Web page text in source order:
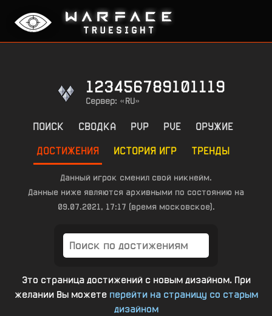
123456789101119
Сервер: «RU»
ПОИСК СВОДКА PVP PVE
ОРУЖИЕ
ДОСТИЖЕНИЯ
ИСТОРИЯ ИГР ТРЕНДЫ
Данный игрок сменил свой никнейм.
Данные ниже являются архивными по состоянию на
09.07.2021, 17:17 (время московское).
Это страница достижений с новым дизайном. При
желании Вы можете перейти на страницу со старым
дизайном